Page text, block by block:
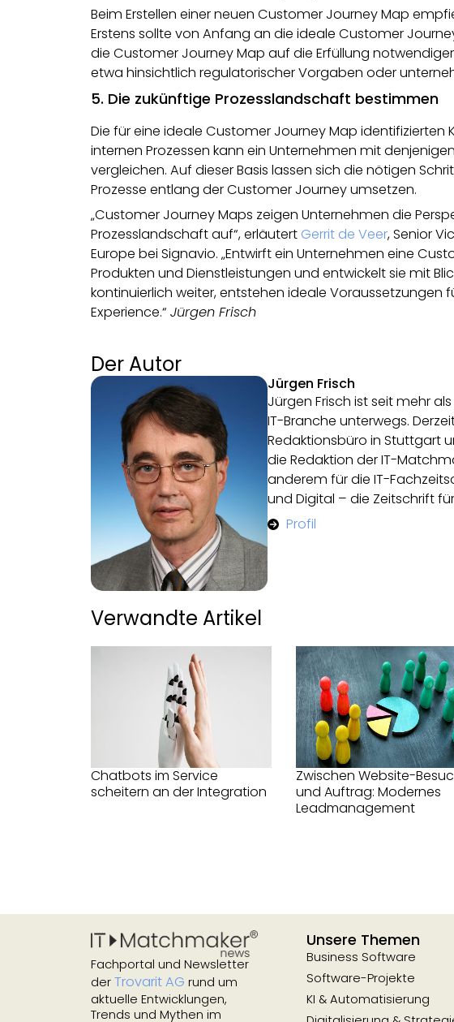
Beim Erstellen einer neuen Customer Journey Map
Erstens sollte von Anfang an die ideale Customer
die Customer Journey Map auf die Erfüllung
etwa hinsichtlich regulatorischer Vorgaben oder
5. Die zukünftige Prozesslandschaft bestimmen
Die für eine ideale Customer Journey Map
internen Prozessen kann ein Unternehmen mit
vergleichen. Auf dieser Basis lassen sich die nötigen
Prozesse entlang der Customer Journey umsetzen.
„Customer Journey Maps zeigen Unternehmen die
Prozesslandschaft auf“, erläutert Gerrit de Veer, Senior
Europe bei Signavio. „Entwirft ein Unternehmen eine
Produkten und Dienstleistungen und entwickelt sie mit
kontinuierlich weiter, entstehen ideale
Experience.“ Jürgen Frisch
Der Autor
Jürgen Frisch
Jürgen Frisch ist seit mehr
IT-Branche unterwegs.
Redaktionsbüro in Stuttgart
die Redaktion der IT-
anderem für die IT-
und Digital – die Zeitschrift
Profil
Verwandte Artikel
Chatbots im Service
scheitern an der Integration
Zwischen Website-
und Auftrag: Modernes
Leadmanagement
Fachportal und Newsletter
der Trovarit AG rund um
aktuelle Entwicklungen,
Trends und Mythen im
Unsere Themen
Business Software
Software-Projekte
KI & Automatisierung